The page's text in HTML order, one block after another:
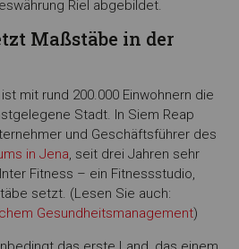
Riel abgebildet.
Maßstäbe in der
ist mit rund 200.000 Einwohnern die
Stadt. In Siem Reap
und Geschäftsführer des
in Jena, seit drei Jahren sehr
Fitness – ein Fitnessstudio,
setzt. (Lesen Sie auch:
Gesundheitsmanagement)